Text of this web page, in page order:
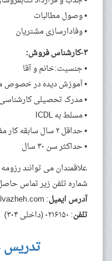
• وصول مطالبات
• وفادارسازی مشتریان
۳-کارشناس فروش:
• جنسیت:خانم و آقا
• آموزش دیده در خصوص
• مدرک تحصیلی کارشناسی
• مسلط به ICDL
• حداقل ۲ سال سابقه کار مفید در حوزه فروش
• حداکثر سن ۳۰ سال
علاقمندان می توانند
شماره تلفن زیر تماس
آدرس ایمیل:
تلفن: ۰۲۱۶۱۵۰ (داخلی ۳۰۴)